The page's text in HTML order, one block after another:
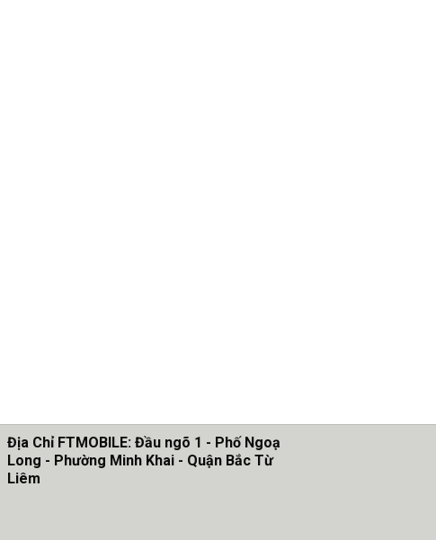
Địa Chỉ FTMOBILE: Đầu ngõ 1 - Phố Ngoạ
Long - Phường Minh Khai - Quận Bắc Từ
Liêm